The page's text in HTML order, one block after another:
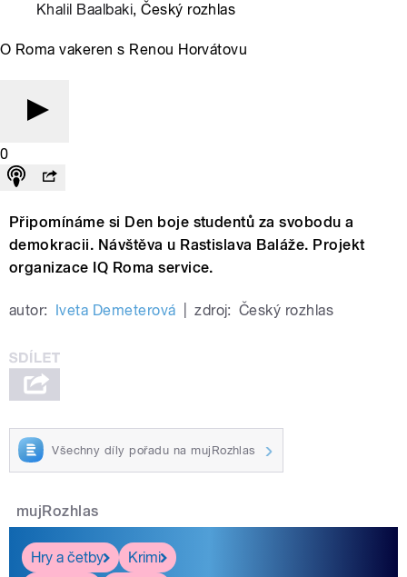
Khalil Baalbaki, Český rozhlas
O Roma vakeren s Renou Horvátovu
0
Připomínáme si Den boje studentů za svobodu a
demokracii. Návštěva u Rastislava Baláže. Projekt
organizace IQ Roma service.
autor: Iveta Demeterová zdroj: Český rozhlas
Všechny díly pořadu na mujRozhlas
mujRozhlas
Hry a četby
Krimi